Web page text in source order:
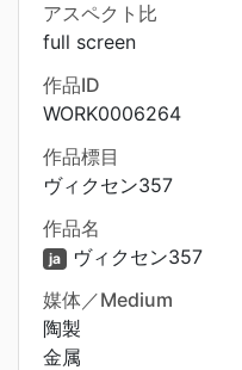
アスペクト比
full screen
作品ID
WORK0006264
作品標目
ヴィクセン357
作品名
ja ヴィクセン357
媒体／Medium
陶製
金属